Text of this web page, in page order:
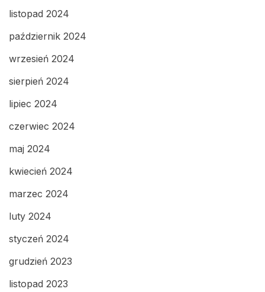
listopad 2024
październik 2024
wrzesień 2024
sierpień 2024
lipiec 2024
czerwiec 2024
maj 2024
kwiecień 2024
marzec 2024
luty 2024
styczeń 2024
grudzień 2023
listopad 2023